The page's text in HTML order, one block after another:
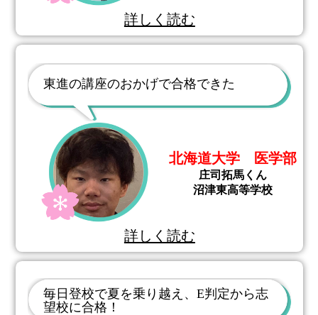
詳しく読む
東進の講座のおかげで合格できた
北海道大学 医学部
庄司拓馬くん
沼津東高等学校
詳しく読む
毎日登校で夏を乗り越え、E判定から志
望校に合格！